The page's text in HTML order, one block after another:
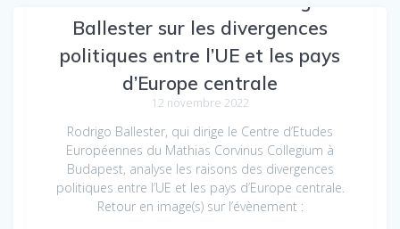
Ballester sur les divergences
politiques entre l’UE et les pays
d’Europe centrale
12 novembre 2022
Rodrigo Ballester, qui dirige le Centre d’Etudes
Européennes du Mathias Corvinus Collegium à
Budapest, analyse les raisons des divergences
politiques entre l’UE et les pays d’Europe centrale.
Retour en image(s) sur l’évènement :